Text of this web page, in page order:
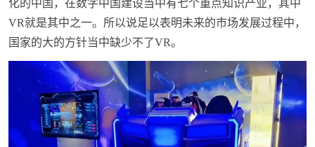
化的中国，在数字中国建设当中有七个重点知识产业，其中
VR就是其中之一。所以说足以表明未来的市场发展过程中，
国家的大的方针当中缺少不了VR。